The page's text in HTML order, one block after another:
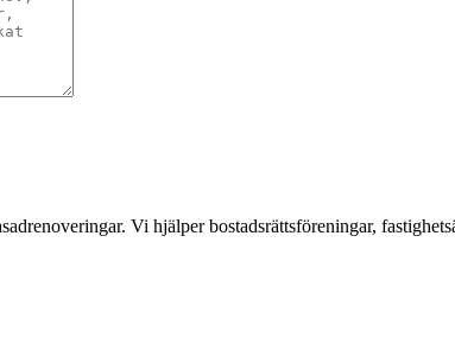
Vi hjälper bostadsrättsföreningar,